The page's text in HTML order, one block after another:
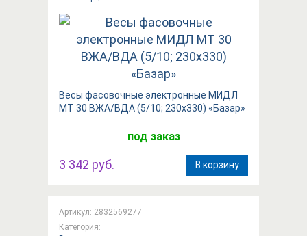
Весы фасовочные электронные МИДЛ
МТ 30 ВЖА/ВДА (5/10; 230x330) «Базар»
под заказ
3 342 руб. В корзину
Артикул: 2832569277
Категория: